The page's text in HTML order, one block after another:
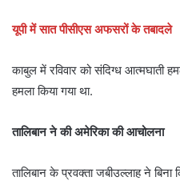
यूपी में सात पीसीएस अफसरों के तबादले
काबुल में रविवार को संदिग्ध आत्मघाती
हमला किया गया था.
तालिबान ने की अमेरिका की आचोलना
तालिबान के प्रवक्ता जबीउल्लाह ने